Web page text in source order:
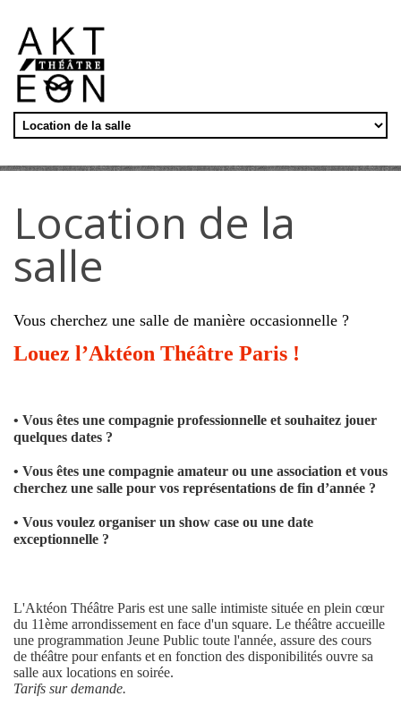
Location de la
salle
Vous cherchez une salle de manière occasionnelle ?
Louez l’Aktéon Théâtre Paris !
• Vous êtes une compagnie professionnelle et souhaitez jouer
quelques dates ?
• Vous êtes une compagnie amateur ou une association et vous
cherchez une salle pour vos représentations de fin d’année ?
• Vous voulez organiser un show case ou une date
exceptionnelle ?
L'Aktéon Théâtre Paris est une salle intimiste située en plein cœur
du 11ème arrondissement en face d'un square. Le théâtre accueille
une programmation Jeune Public toute l'année, assure des cours
de théâtre pour enfants et en fonction des disponibilités ouvre sa
salle aux locations en soirée.
Tarifs sur demande.